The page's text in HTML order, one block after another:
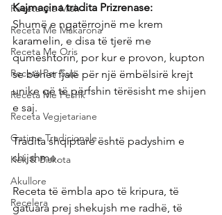
Receta me Mish
Receta Me Makarona
Receta Me Oris
Receta Per Sup
Receta Me Peshk
Receta Vegjetariane
Gatime Tradicionale
Kek & Biskota
Akullore
Recelera
Kajmaçina tradita Prizrenase:
Shumë e ngatërrojnë me krem
karamelin, e disa të tjerë me
qumështorin, por kur e provon, kupton
se bëhet fjalë për një ëmbëlsirë krejt
unike që të përfshin tërësisht me shijen
e saj.
Tradita shqiptare është padyshim e
shijshme.
Receta të ëmbla apo të kripura, të
gatuara prej shekujsh me radhë, të